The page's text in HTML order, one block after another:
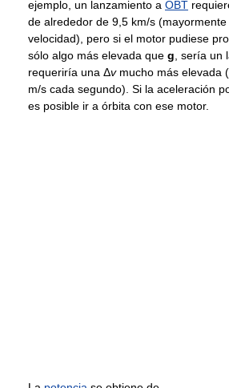
ejemplo, un lanzamiento a OBT
de alrededor de 9,5 km/s
velocidad), pero si el motor pudiese
sólo algo más elevada que g , sería
requeriría una Δvmucho más elevada
m/s cada segundo). Si la aceleración
es posible ir a órbita con ese motor.